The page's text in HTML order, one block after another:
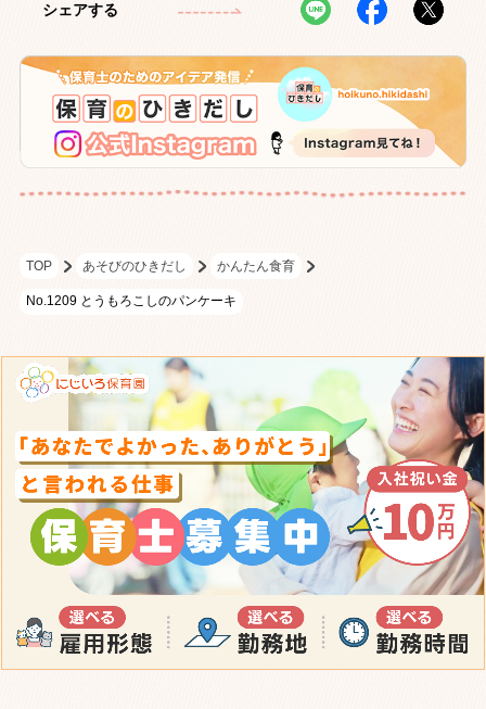
シェアする
TOP あそびのひきだし かんたん食育
No.1209 とうもろこしのパンケーキ